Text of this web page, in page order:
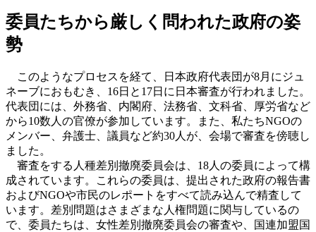
委員たちから厳しく問われた政府の姿
勢
このようなプロセスを経て、日本政府代表団が8月にジュ
ネーブにおもむき、16日と17日に日本審査が行われました。
代表団には、外務省、内閣府、法務省、文科省、厚労省など
から10数人の官僚が参加しています。また、私たちNGOの
メンバー、弁護士、議員など約30人が、会場で審査を傍聴し
ました。
審査をする人種差別撤廃委員会は、18人の委員によって構
成されています。これらの委員は、提出された政府の報告書
およびNGOや市民のレポートをすべて読み込んで精査して
います。差別問題はさまざまな人権問題に関与しているの
で、委員たちは、女性差別撤廃委員会の審査や、国連加盟国